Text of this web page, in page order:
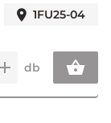
1FU25-04
db